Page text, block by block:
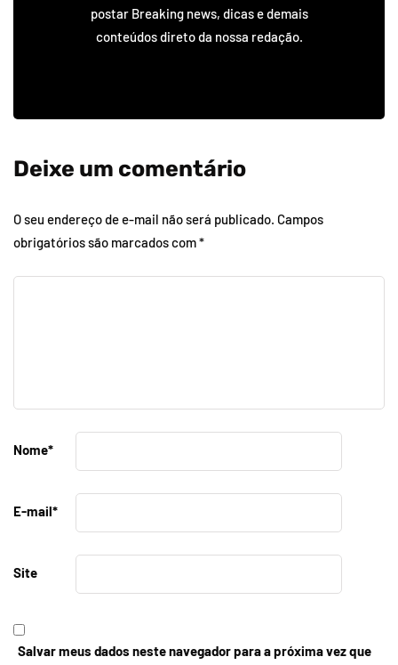
postar Breaking news, dicas e demais
conteúdos direto da nossa redação.
Deixe um comentário
O seu endereço de e-mail não será publicado. Campos
obrigatórios são marcados com*
Nome*
E-mail*
Site
Salvar meus dados neste navegador para a próxima vez que